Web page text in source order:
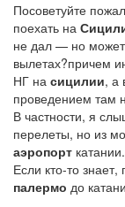
Посоветуйте
поехать на
не дал — но
вылетах?причем
НГ на сицилии, а
проведением там
В частности, я
перелеты, но из
аэропорт
Если кто-то знает,
палермо до